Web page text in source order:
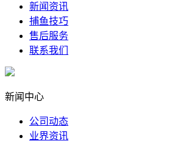
新闻资讯
捕鱼技巧
售后服务
联系我们
新闻中心
公司动态
业界资讯